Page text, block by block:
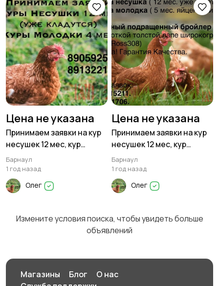
Цена не указана
Принимаем заявки на кур
несушек 12 мес, кур
молодок 4 мес
Барнаул
1 год назад
Олег
Цена не указана
Принимаем заявки на кур
несушек 12 мес, кур
молодок 4 мес,
бройлеров
Барнаул
1 год назад
Олег
Измените условия поиска, чтобы увидеть больше
объявлений
Магазины Блог
О нас